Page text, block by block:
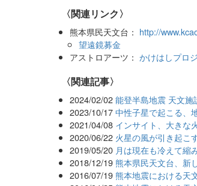
〈関連リンク〉
熊本県民天文台： http://
望遠鏡募金
アストロアーツ：かけはしプロ
関連記事
2024/02/02 能登半島地震 天文施
2023/10/17 中性子星で起こる、
2021/04/08 インサイト、大きな
2020/06/22 火星の風が引き起こ
2019/05/20 月は現在も冷えて縮
2018/12/19 熊本県民天文台、新
2016/07/19 熊本地震における天